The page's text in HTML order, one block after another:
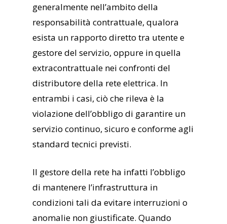
generalmente nell’ambito della
responsabilità contrattuale, qualora
esista un rapporto diretto tra utente e
gestore del servizio, oppure in quella
extracontrattuale nei confronti del
distributore della rete elettrica. In
entrambi i casi, ciò che rileva è la
violazione dell’obbligo di garantire un
servizio continuo, sicuro e conforme agli
standard tecnici previsti.
Il gestore della rete ha infatti l’obbligo
di mantenere l’infrastruttura in
condizioni tali da evitare interruzioni o
anomalie non giustificate. Quando